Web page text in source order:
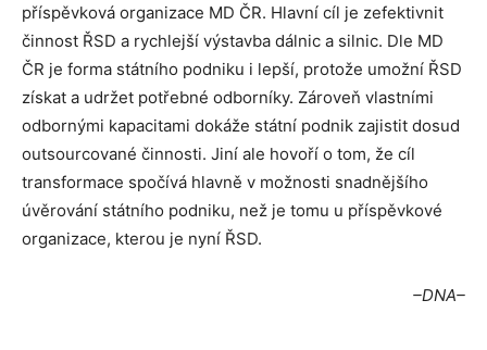
příspěvková organizace MD ČR. Hlavní cíl je zefektivnit
činnost ŘSD a rychlejší výstavba dálnic a silnic. Dle MD
ČR je forma státního podniku i lepší, protože umožní ŘSD
získat a udržet potřebné odborníky. Zároveň vlastními
odbornými kapacitami dokáže státní podnik zajistit dosud
outsourcované činnosti. Jiní ale hovoří o tom, že cíl
transformace spočívá hlavně v možnosti snadnějšího
úvěrování státního podniku, než je tomu u příspěvkové
organizace, kterou je nyní ŘSD.
–DNA–